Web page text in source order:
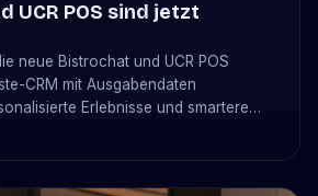
UCR POS sind jetzt
neue Bistrochat und UCR POS
CRM mit Ausgabendaten
Erlebnisse und smartere